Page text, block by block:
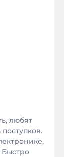
любят
Быстро